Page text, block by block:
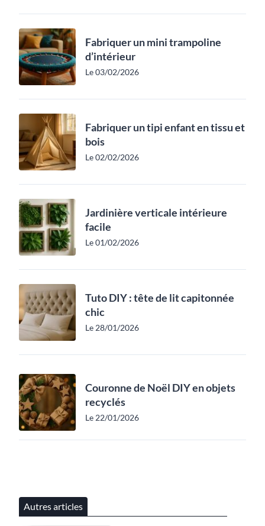
Fabriquer un mini trampoline
d’intérieur
Le 03/02/2026
Fabriquer un tipi enfant en tissu et
bois
Le 02/02/2026
Jardinière verticale intérieure
facile
Le 01/02/2026
Tuto DIY : tête de lit capitonnée
chic
Le 28/01/2026
Couronne de Noël DIY en objets
recyclés
Le 22/01/2026
Autres articles